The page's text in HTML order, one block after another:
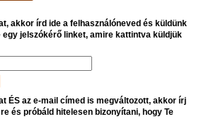
akkor írd ide a felhasználóneved és küldünk
jelszókérő linket, amire kattintva küldjük
ÉS az e-mail címed is megváltozott, akkor írj
és próbáld hitelesen bizonyítani, hogy Te